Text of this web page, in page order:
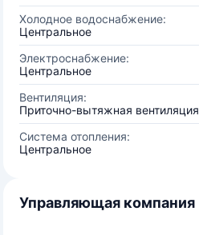
Холодное водоснабжение:
Центральное
Электроснабжение:
Центральное
Вентиляция:
Приточно-вытяжная вентиляция
Система отопления:
Центральное
Управляющая компания